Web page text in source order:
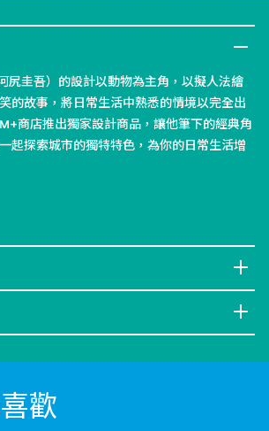
尻圭吾）的設計以動物為主角，以擬人法繪
的故事，將日常生活中熟悉的情境以完全出
商店推出獨家設計商品，讓他筆下的經典角
起探索城市的獨特特色，為你的日常生活增
歡